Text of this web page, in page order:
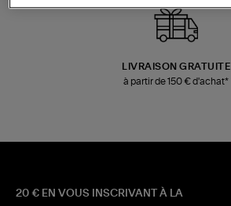
LIVRAISON GRATUITE
à partir de 150 € d'achat*
20 € EN VOUS INSCRIVANT À LA